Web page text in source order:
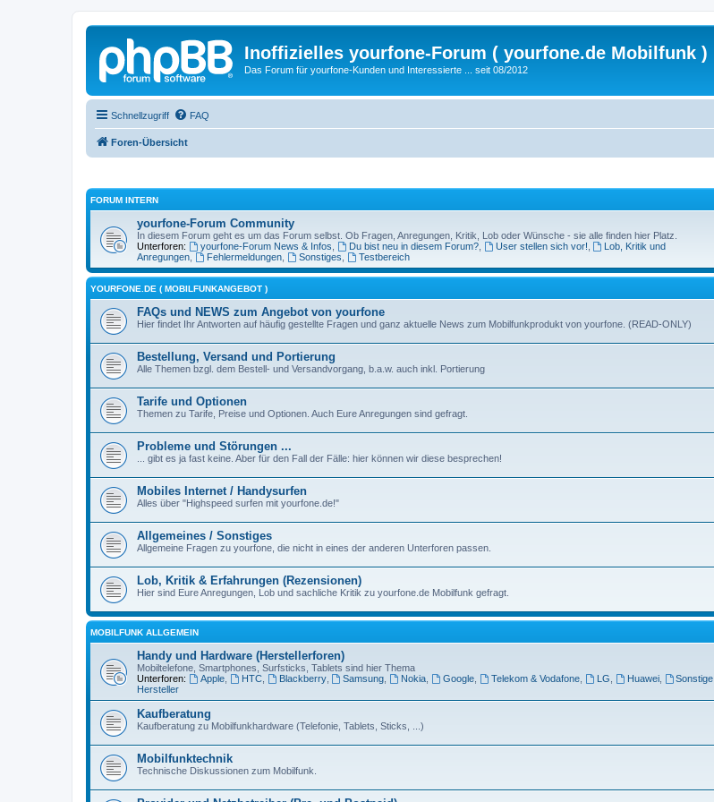
Inoffizielles yourfone-Forum ( yourfone.de Mobilfunk )
Das Forum für yourfone-Kunden und Interessierte ... seit 08/2012
Schnellzugriff FAQ
Foren-Übersicht
FORUM INTERN
yourfone-Forum Community
In diesem Forum geht es um das Forum selbst. Ob Fragen, Anregungen, Kritik, Lob oder Wünsche - sie alle finden hier Platz.
Unterforen:
yourfone-Forum News & Infos Du bist neu in diesem Forum?, User stellen sich vor!
Lob, Kritik und
Anregungen
Fehlermeldungen, Sonstiges Testbereich
YOURFONE.DE ( MOBILFUNKANGEBOT )
FAQs und NEWS zum Angebot von yourfone
Hier findet Ihr Antworten auf häufig gestellte Fragen und ganz aktuelle News zum Mobilfunkprodukt von yourfone. (READ-ONLY)
Bestellung, Versand und Portierung
Alle Themen bzgl. dem Bestell- und Versandvorgang, b.a.w. auch inkl. Portierung
Tarife und Optionen
Themen zu Tarife, Preise und Optionen. Auch Eure Anregungen sind gefragt.
Probleme und Störungen ...
... gibt es ja fast keine. Aber für den Fall der Fälle: hier können wir diese besprechen!
Mobiles Internet / Handysurfen
Alles über "Highspeed surfen mit yourfone.de!"
Allgemeines / Sonstiges
Allgemeine Fragen zu yourfone, die nicht in eines der anderen Unterforen passen.
Lob, Kritik & Erfahrungen (Rezensionen)
Hier sind Eure Anregungen, Lob und sachliche Kritik zu yourfone.de Mobilfunk gefragt.
MOBILFUNK ALLGEMEIN
Handy und Hardware (Herstellerforen)
Mobiltelefone, Smartphones, Surfsticks, Tablets sind hier Thema
Unterforen:
Apple, HTC, Blackberry, Samsung Nokia Google Telekom & Vodafone, LG Huawei,
Sonstige
Hersteller
Kaufberatung
Kaufberatung zu Mobilfunkhardware (Telefonie, Tablets, Sticks, ...)
Mobilfunktechnik
Technische Diskussionen zum Mobilfunk.